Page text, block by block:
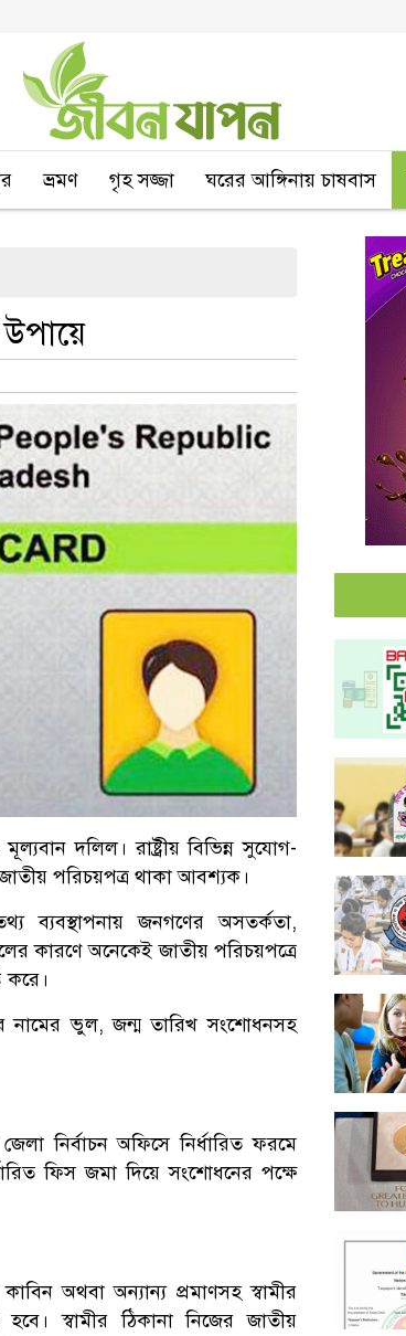
ভ্রমণ গৃহ সজ্জা ঘরের আঙ্গিনায় চাষবাস
দলিল। রাষ্ট্রীয় বিভিন্ন সুযোগ-
পরিচয়পত্র থাকা আবশ্যক।
ব্যবস্থাপনায় জনগণের অসতর্কতা,
কারণে অনেকেই জাতীয় পরিচয়পত্রে
করে।
নামের ভুল, জন্ম তারিখ সংশোধনসহ
নির্বাচন অফিসে নির্ধারিত ফরমে
ফিস জমা দিয়ে সংশোধনের পক্ষে
অথবা অন্যান্য প্রমাণসহ স্বামীর
স্বামীর ঠিকানা নিজের জাতীয়